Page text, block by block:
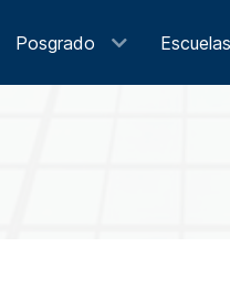
Posgrado Escuelas